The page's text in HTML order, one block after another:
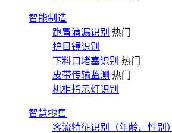
智能制造
跑冒滴漏识别 热门
护目镜识别
下料口堵塞识别 热门
皮带传输监测 热门
机柜指示灯识别
智慧零售
客流特征识别（年龄、性别）